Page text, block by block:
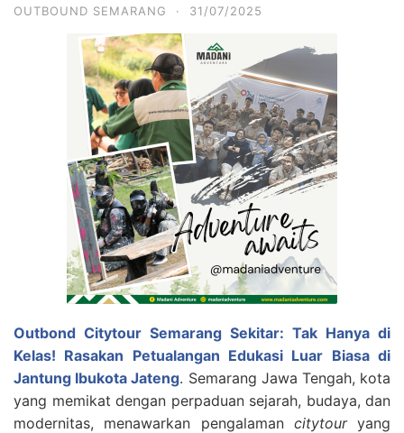
OUTBOUND SEMARANG · 31/07/2025
Outbond Citytour Semarang Sekitar: Tak Hanya di
Kelas! Rasakan Petualangan Edukasi Luar Biasa di
Jantung Ibukota Jateng. Semarang Jawa Tengah, kota
yang memikat dengan perpaduan sejarah, budaya, dan
modernitas, menawarkan pengalaman citytouryang